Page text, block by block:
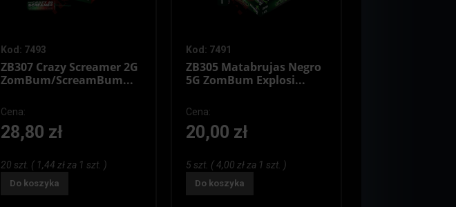
Kod: 7493
ZB307 Crazy Screamer 2G
ZomBum/ScreamBum...
Cena:
28,80 zł
20 szt. ( 1,44 zł za 1 szt. )
Do koszyka
Kod: 7491
ZB305 Matabrujas Negro
5G ZomBum Explosi...
Cena:
20,00 zł
5 szt. ( 4,00 zł za 1 szt. )
Do koszyka